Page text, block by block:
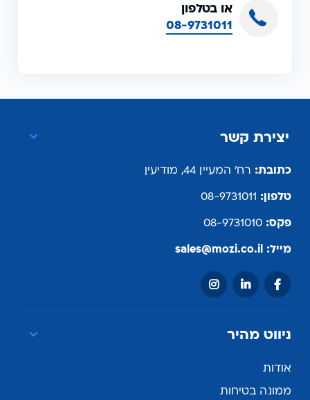
או בטלפון
08-9731011
יצירת קשר
כתובת: רח' המעיין 44, מודיעין
טלפון: 08-9731011
פקס: 08-9731010
מייל: sales@mozi.co.il
ניווט מהיר
אודות
ממונה בטיחות